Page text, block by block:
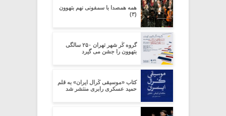
همه همصدا با سمفونی نهم بتهوون
(۳)
گروه کُر شهر تهران ۲۵۰ سالگی
بتهوون را جشن می گیرد
کتاب «موسیقی کُرال ایران» به قلم
حمید عسکری رابری منتشر شد